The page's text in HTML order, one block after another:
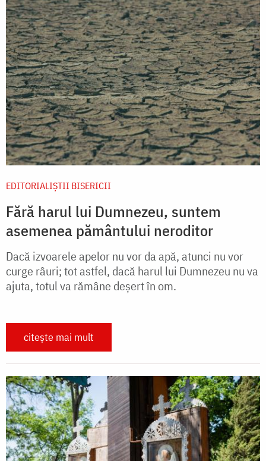
EDITORIALIȘTII BISERICII
Fără harul lui Dumnezeu, suntem
asemenea pământului neroditor
Dacă izvoarele apelor nu vor da apă, atunci nu vor
curge râuri; tot astfel, dacă harul lui Dumnezeu nu va
ajuta, totul va rămâne deșert în om.
citește mai mult